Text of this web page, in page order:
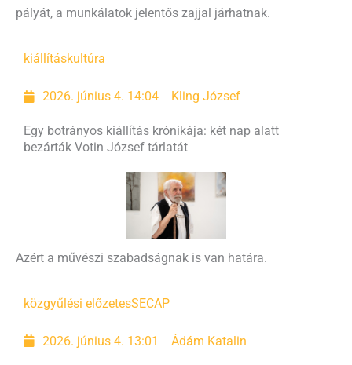
pályát, a munkálatok jelentős zajjal járhatnak.
kiállításkultúra
2026. június 4. 14:04 Kling József
Egy botrányos kiállítás krónikája: két nap alatt
bezárták Votin József tárlatát
Azért a művészi szabadságnak is van határa.
közgyűlési előzetesSECAP
2026. június 4. 13:01 Ádám Katalin